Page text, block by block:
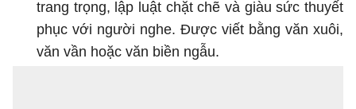
trang trọng, lập luật chặt chẽ và giàu sức thuyết
phục với người nghe. Được viết bằng văn xuôi,
văn vần hoặc văn biền ngẫu.